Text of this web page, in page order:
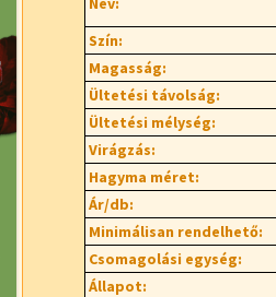
Szín:
Magasság:
Ültetési távolság:
Ültetési mélység:
Virágzás:
Hagyma méret:
Ár/db:
Minimálisan rendelhető:
Csomagolási egység:
Állapot: